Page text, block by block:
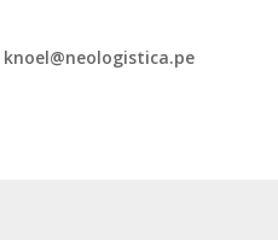
knoel@neologistica.pe